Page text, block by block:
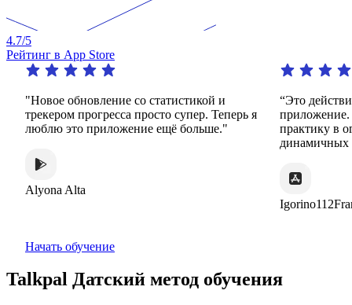
4.7/5
Рейтинг в App Store
обновление со статистикой и
прогресса просто супер. Теперь я
это приложение ещё больше."
Alta
“Это действительно
приложение. Он
практику в
динамичных и
Igorino112France
Начать обучение
Talkpal Датский метод обучения